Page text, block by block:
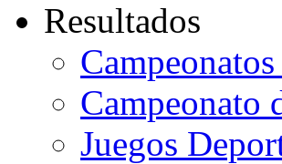
Resultados
Campeonato
Juegos